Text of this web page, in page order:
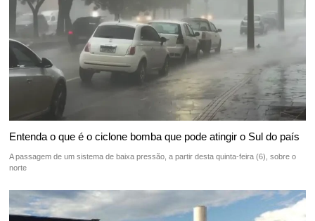
Entenda o que é o ciclone bomba que pode atingir o Sul do país
A passagem de um sistema de baixa pressão, a partir desta quinta-feira (6), sobre o
norte